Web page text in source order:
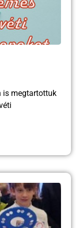
is megtartottuk